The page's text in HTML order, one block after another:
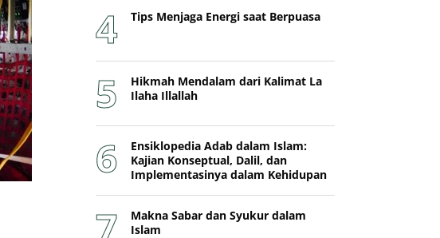
Tips Menjaga Energi saat Berpuasa
Hikmah Mendalam dari Kalimat La
Ilaha Illallah
Ensiklopedia Adab dalam Islam:
Kajian Konseptual, Dalil, dan
Implementasinya dalam Kehidupan
Makna Sabar dan Syukur dalam
Islam